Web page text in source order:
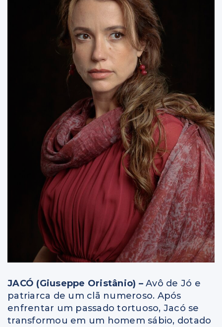
JACÓ (Giuseppe Oristânio) – Avô de Jó e
patriarca de um clã numeroso. Após
enfrentar um passado tortuoso, Jacó se
transformou em um homem sábio, dotado